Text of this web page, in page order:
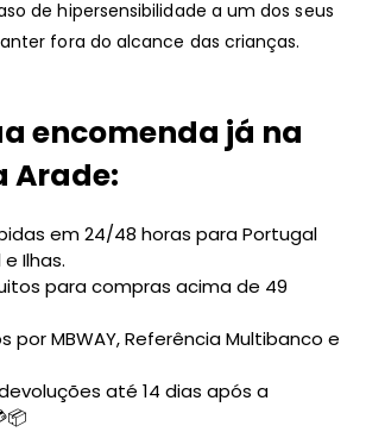
de hipersensibilidade a um dos seus
fora do alcance das crianças.
encomenda já na
Arade:
em 24/48 horas para Portugal
Ilhas.
para compras acima de 49
por MBWAY, Referência Multibanco e
até 14 dias após a